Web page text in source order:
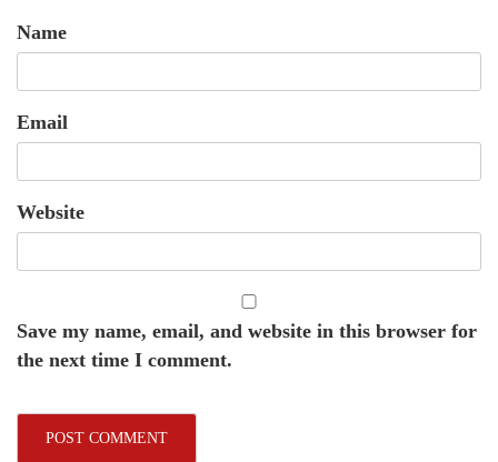
Name
Email
Website
Save my name, email, and website in this browser for
the next time I comment.